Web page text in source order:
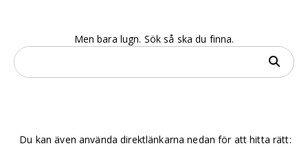
Men bara lugn. Sök så ska du finna.
Du kan även använda direktlänkarna nedan för att hitta rätt: